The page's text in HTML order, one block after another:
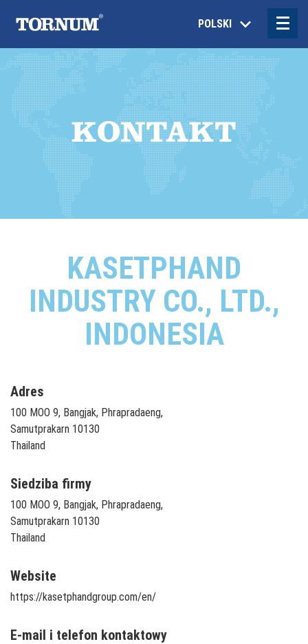
POLSKI
KONTAKT
KASETPHAND
INDUSTRY CO., LTD.,
INDONESIA
Adres
100 MOO 9, Bangjak, Phrapradaeng,
Samutprakarn 10130
Thailand
Siedziba firmy
100 MOO 9, Bangjak, Phrapradaeng,
Samutprakarn 10130
Thailand
Website
https://kasetphandgroup.com/en/
E-mail i telefon kontaktowy